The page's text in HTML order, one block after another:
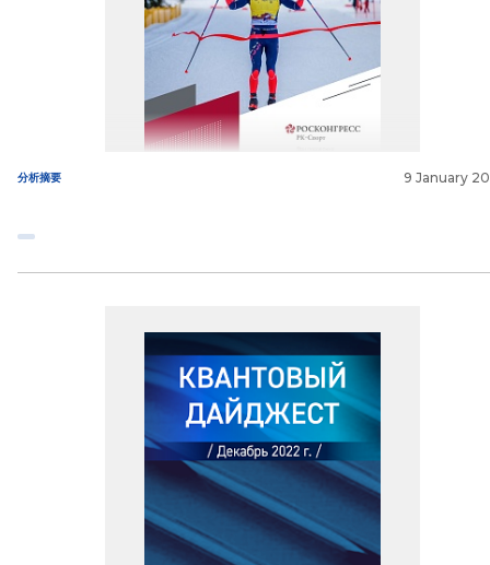
分析摘要 9 January